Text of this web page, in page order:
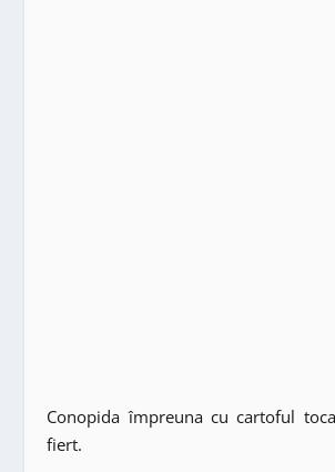
Conopida împreuna cu cartoful
fiert.